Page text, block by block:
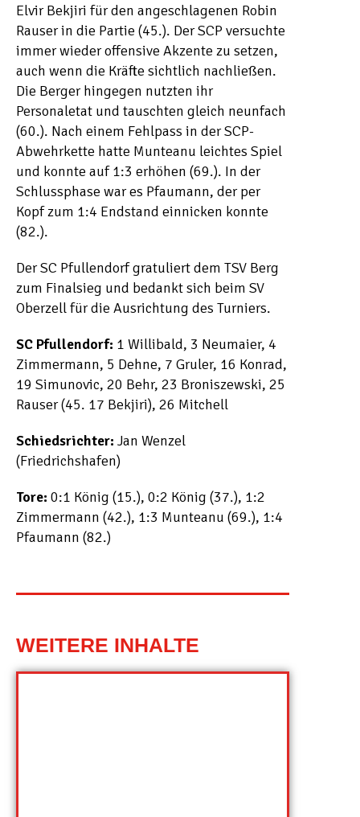
Elvir Bekjiri für den angeschlagenen Robin
Rauser in die Partie (45.). Der SCP versuchte
immer wieder offensive Akzente zu setzen,
auch wenn die Kräfte sichtlich nachließen.
Die Berger hingegen nutzten ihr
Personaletat und tauschten gleich neunfach
(60.). Nach einem Fehlpass in der SCP-
Abwehrkette hatte Munteanu leichtes Spiel
und konnte auf 1:3 erhöhen (69.). In der
Schlussphase war es Pfaumann, der per
Kopf zum 1:4 Endstand einnicken konnte
(82.).
Der SC Pfullendorf gratuliert dem TSV Berg
zum Finalsieg und bedankt sich beim SV
Oberzell für die Ausrichtung des Turniers.
SC Pfullendorf: 1 Willibald, 3 Neumaier, 4
Zimmermann, 5 Dehne, 7 Gruler, 16 Konrad,
19 Simunovic, 20 Behr, 23 Broniszewski, 25
Rauser (45. 17 Bekjiri), 26 Mitchell
Schiedsrichter: Jan Wenzel
(Friedrichshafen)
Tore: 0:1 König (15.), 0:2 König (37.), 1:2
Zimmermann (42.), 1:3 Munteanu (69.), 1:4
Pfaumann (82.)
WEITERE INHALTE